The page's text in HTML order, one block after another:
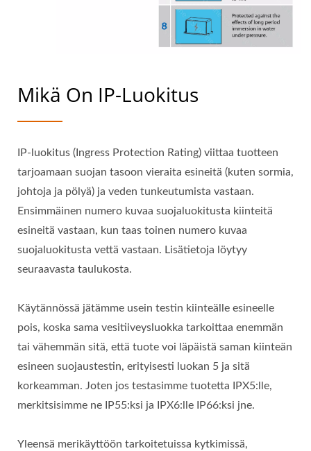
Mikä On IP-Luokitus
IP-luokitus (Ingress Protection Rating) viittaa tuotteen
tarjoamaan suojan tasoon vieraita esineitä (kuten sormia,
johtoja ja pölyä) ja veden tunkeutumista vastaan.
Ensimmäinen numero kuvaa suojaluokitusta kiinteitä
esineitä vastaan, kun taas toinen numero kuvaa
suojaluokitusta vettä vastaan. Lisätietoja löytyy
seuraavasta taulukosta.
Käytännössä jätämme usein testin kiinteälle esineelle
pois, koska sama vesitiiveysluokka tarkoittaa enemmän
tai vähemmän sitä, että tuote voi läpäistä saman kiinteän
esineen suojaustestin, erityisesti luokan 5 ja sitä
korkeamman. Joten jos testasimme tuotetta IPX5:lle,
merkitsisimme ne IP55:ksi ja IPX6:lle IP66:ksi jne.
Yleensä merikäyttöön tarkoitetuissa kytkimissä,